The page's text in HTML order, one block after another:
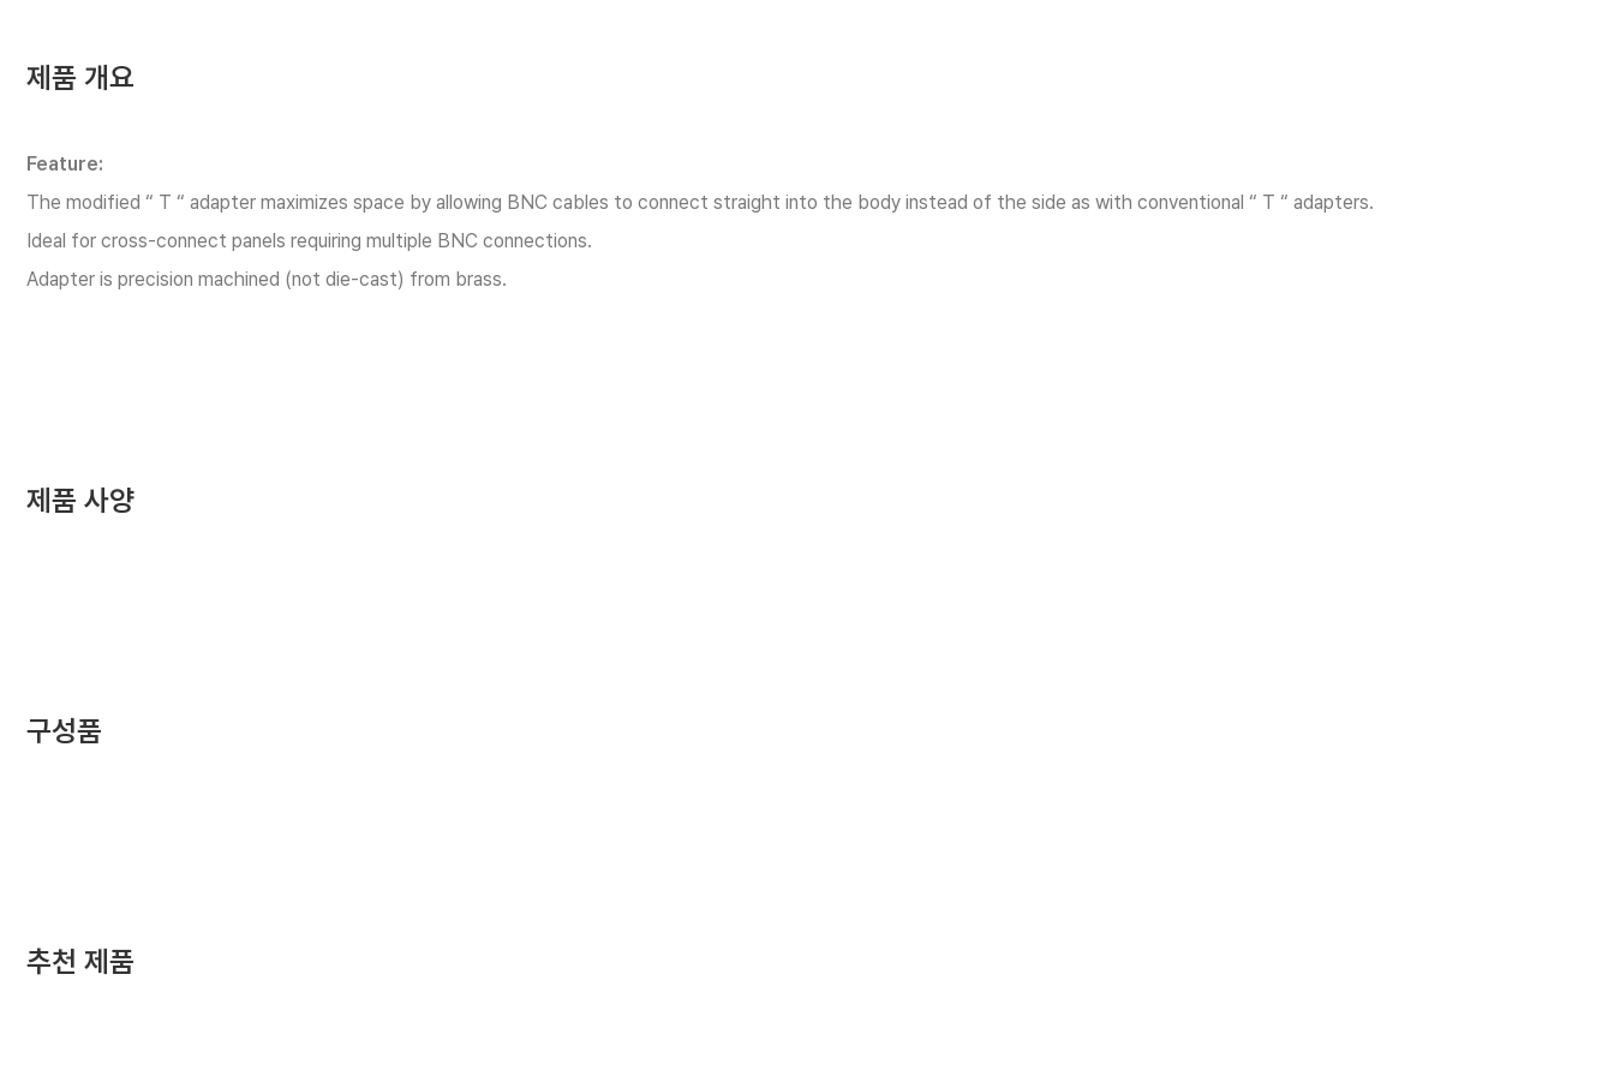
제품 개요
Feature:
The modified “ T “ adapter maximizes space by allowing BNC cables to connect straight into the body instead of the side as with conventional “ T “ adapters.
Ideal for cross-connect panels requiring multiple BNC connections.
Adapter is precision machined (not die-cast) from brass.
제품 사양
구성품
추천 제품